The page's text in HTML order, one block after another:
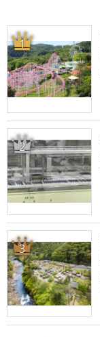
1
2
3